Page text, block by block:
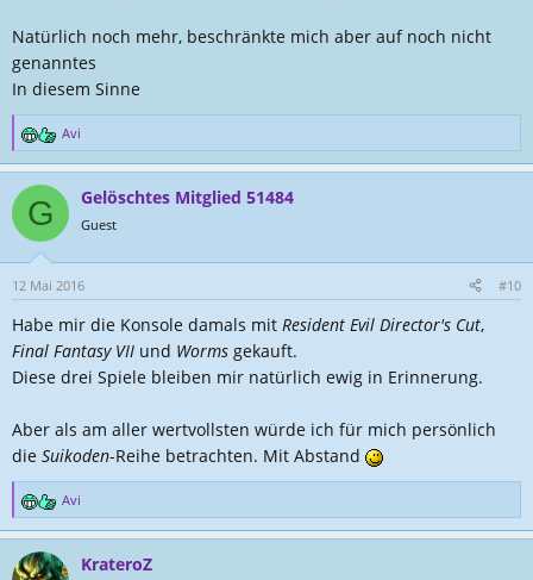
Natürlich noch mehr, beschränkte mich aber auf noch nicht
genanntes
In diesem Sinne
R
e
o
n
e
n
:
Avi
G Gelöschtes Mitglied 51484
Guest
12 Mai 2016 #10
Habe mir die Konsole damals mit Resident Evil Director's Cut,
Final Fantasy VII und Worms gekauft.
Diese drei Spiele bleiben mir natürlich ewig in Erinnerung.
Aber als am aller wertvollsten würde ich für mich persönlich
die Suikoden-Reihe betrachten. Mit Abstand
R
e
k
Avi
KrateroZ